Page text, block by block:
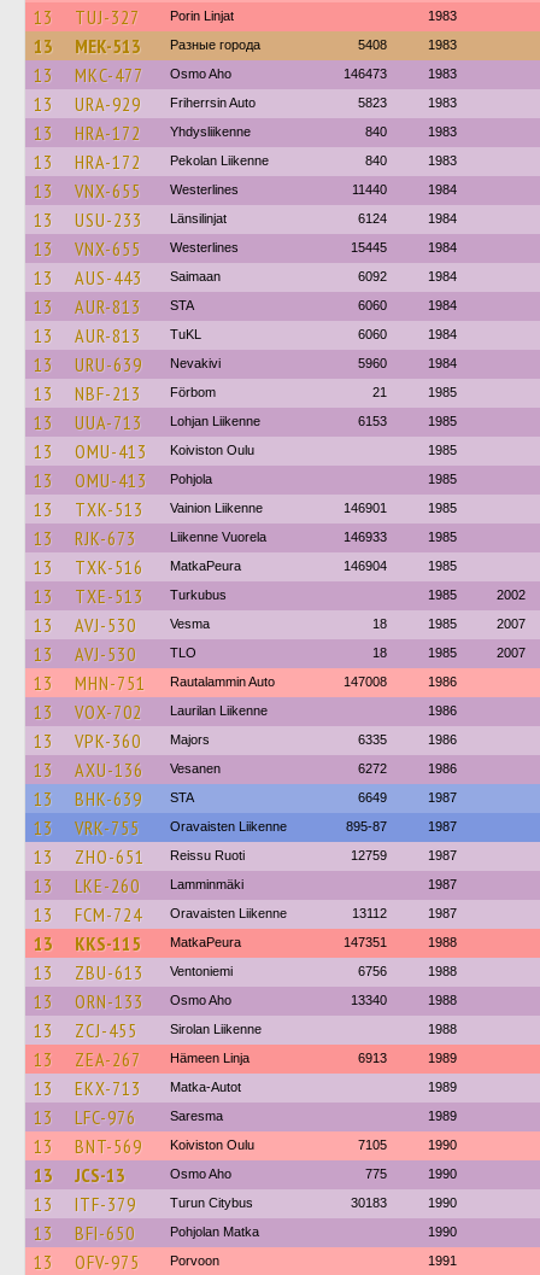
13 TUJ-327 Porin Linjat 1983
13 MEK-513 Разные города 5408 1983
13 MKC-477 Osmo Aho 146473 1983
13 URA-929 Friherrsin Auto 5823 1983
13 HRA-172 Yhdysliikenne 840 1983
13 HRA-172 Pekolan Liikenne 840 1983
13 VNX-655 Westerlines 11440 1984
13 USU-233 Länsilinjat 6124 1984
13 VNX-655 Westerlines 15445 1984
13 AUS-443 Saimaan 6092 1984
13 AUR-813 STA 6060 1984
13 AUR-813 TuKL 6060 1984
13 URU-639 Nevakivi 5960 1984
13 NBF-213 Förbom 21 1985
13 UUA-713 Lohjan Liikenne 6153 1985
13 OMU-413 Koiviston Oulu 1985
13 OMU-413 Pohjola 1985
13 TXK-513 Vainion Liikenne 146901 1985
13 RJK-673 Liikenne Vuorela 146933 1985
13 TXK-516 MatkaPeura 146904 1985
13 TXE-513 Turkubus 1985 2002
13 AVJ-530 Vesma 18 1985 2007
13 AVJ-530 TLO 18 1985 2007
13 MHN-751 Rautalammin Auto 147008 1986
13 VOX-702 Laurilan Liikenne 1986
13 VPK-360 Majors 6335 1986
13 AXU-136 Vesanen 6272 1986
13 BHK-639 STA 6649 1987
13 VRK-755 Oravaisten Liikenne 895-87 1987
13 ZHO-651 Reissu Ruoti 12759 1987
13 LKE-260 Lamminmäki 1987
13 FCM-724 Oravaisten Liikenne 13112 1987
13 KKS-115 MatkaPeura 147351 1988
13 ZBU-613 Ventoniemi 6756 1988
13 ORN-133 Osmo Aho 13340 1988
13 ZCJ-455 Sirolan Liikenne 1988
13 ZEA-267 Hämeen Linja 6913 1989
13 EKX-713 Matka-Autot 1989
13 LFC-976 Saresma 1989
13 BNT-569 Koiviston Oulu 7105 1990
13 JCS-13 Osmo Aho 775 1990
13 ITF-379 Turun Citybus 30183 1990
13 BFI-650 Pohjolan Matka 1990
13 OFV-975 Porvoon 1991